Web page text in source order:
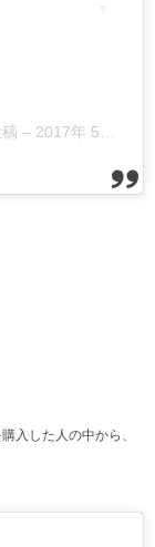
– 2017年 5月月9日午後9時08分PDT
入した人の中から、